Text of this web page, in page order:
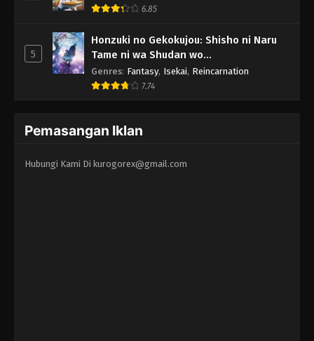
6.85
5
Honzuki no Gekokujou: Shisho ni Naru
Tame ni wa Shudan wo
Erandeiraremasen - Ryoushu no Youjo
Genres: Fantasy, Isekai, Reincarnation
7.74
Pemasangan Iklan
Hubungi Kami Di kurogorex@gmail.com